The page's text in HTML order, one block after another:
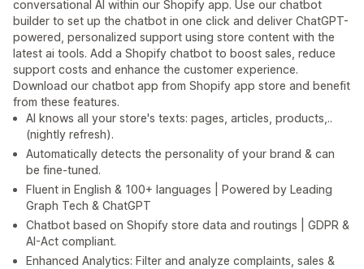
conversational AI within our Shopify app. Use our chatbot
builder to set up the chatbot in one click and deliver ChatGPT-
powered, personalized support using store content with the
latest ai tools. Add a Shopify chatbot to boost sales, reduce
support costs and enhance the customer experience.
Download our chatbot app from Shopify app store and benefit
from these features.
AI knows all your store's texts: pages, articles, products,..
(nightly refresh).
Automatically detects the personality of your brand & can
be fine-tuned.
Fluent in English & 100+ languages | Powered by Leading
Graph Tech & ChatGPT
Chatbot based on Shopify store data and routings | GDPR &
AI-Act compliant.
Enhanced Analytics: Filter and analyze complaints, sales &